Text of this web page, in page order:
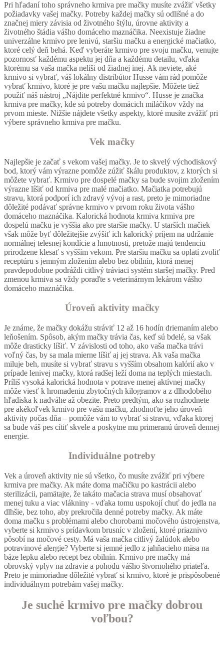
Pri hľadaní toho správneho krmiva pre mačky musíte zvážiť všetky
požiadavky vašej mačky. Potreby každej mačky sú odlišné a do
značnej miery závisia od životného štýlu, úrovne aktivity a
životného štádia vášho domáceho maznáčika. Neexistuje žiadne
univerzálne krmivo pre lenivú, staršiu mačku a energické mačiatko,
ktoré celý deň behá. Keď vyberáte krmivo pre svoju mačku, venujte
pozornosť každému aspektu jej dňa a každému detailu, vďaka
ktorému sa vaša mačka nelíši od žiadnej inej. Ak neviete, aké
krmivo si vybrať, váš lokálny distribútor Husse vám rád pomôže
vybrať krmivo, ktoré je pre vašu mačku najlepšie. Môžete tiež
použiť náš nástroj „Nájdite perfektné krmivo“. Husse je značka
krmiva pre mačky, kde sú potreby domácich miláčikov vždy na
prvom mieste. Nižšie nájdete všetky aspekty, ktoré musíte zvážiť pri
výbere správneho krmiva pre mačku.
Vek mačky
Najlepšie je začať s vekom vašej mačky. Je to skvelý východiskový
bod, ktorý vám výrazne pomôže zúžiť škálu produktov, z ktorých si
môžete vybrať. Krmivo pre dospelé mačky sa bude svojim zložením
výrazne líšiť od krmiva pre malé mačiatko. Mačiatka potrebujú
stravu, ktorá podporí ich zdravý vývoj a rast, preto je mimoriadne
dôležité podávať správne krmivo v prvom roku života vášho
domáceho maznáčika. Kalorická hodnota krmiva krmiva pre
dospelú mačku je vyššia ako pre staršie mačky. U starších mačiek
však môže byť dôležitejšie zvýšiť ich kalorický príjem na udržanie
normálnej telesnej kondície a hmotnosti, pretože majú tendenciu
prirodzene klesať s vyšším vekom. Pre staršiu mačku sa oplatí zvoliť
receptúru s jemným zložením alebo bez obilnín, ktorá menej
pravdepodobne podráždi citlivý tráviaci systém staršej mačky. Pred
zmenou krmiva sa vždy poraďte s veterinárnym lekárom vášho
domáceho maznáčika.
Úroveň aktivity mačky
Je známe, že mačky dokážu stráviť 12 až 16 hodín driemaním alebo
leňošením. Spôsob, akým mačky trávia čas, keď sú bdelé, sa však
môže drasticky líšiť. V závislosti od toho, ako vaša mačka trávi
voľný čas, by sa mala mierne líšiť aj jej strava. Ak vaša mačka
miluje beh, musíte si vybrať stravu s vyšším obsahom kalórií ako v
prípade lenivej mačky, ktorá radšej leží doma na teplých miestach.
Príliš vysoká kalorická hodnota v potrave menej aktívnej mačky
môže viesť k hromadeniu zbytočných kilogramov a z dlhodobého
hľadiska k nadváhe až obezite. Preto predtým, ako sa rozhodnete
pre akékoľvek krmivo pre vašu mačku, zhodnoťte jeho úroveň
aktivity počas dňa – pomôže vám to vybrať si stravu, vďaka ktorej
sa bude váš pes cítiť skvele a poskytne mu primeranú úroveň dennej
energie.
Individuálne potreby
Vek a úroveň aktivity nie sú všetko, čo musíte zvážiť pri výbere
krmiva pre mačky. Ak máte doma mačičku po kastrácii alebo
sterilizácii, pamätajte, že takáto mačacia strava musí obsahovať
menej tuku a viac vlákniny - vďaka tomu uspokojí chuť do jedla na
dlhšie, bez toho, aby prekročila denné potreby mačky. Ak máte
doma mačku s problémami alebo chorobami močového ústrojenstva,
vyberte si krmivo s prídavkom brusníc v zložení, ktoré priaznivo
pôsobí na močové cesty. Má vaša mačka citlivý žalúdok alebo
potravinové alergie? Vyberte si jemné jedlo z jahňacieho mäsa na
báze lepku alebo recept bez obilnín. Krmivo pre mačky má
obrovský vplyv na zdravie a pohodu vášho štvornohého priateľa.
Preto je mimoriadne dôležité vybrať si krmivo, ktoré je prispôsobené
individuálnym potrebám vašej mačky.
Je suché krmivo pre mačky dobrou
voľbou?